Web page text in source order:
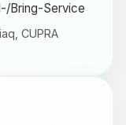
Bring-Service
CUPRA